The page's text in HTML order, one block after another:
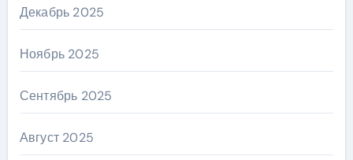
Декабрь 2025
Ноябрь 2025
Сентябрь 2025
Август 2025